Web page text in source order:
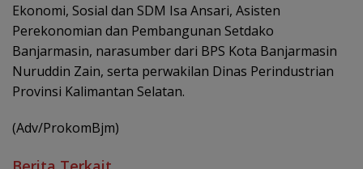
Ekonomi, Sosial dan SDM Isa Ansari, Asisten
Perekonomian dan Pembangunan Setdako
Banjarmasin, narasumber dari BPS Kota Banjarmasin
Nuruddin Zain, serta perwakilan Dinas Perindustrian
Provinsi Kalimantan Selatan.
(Adv/ProkomBjm)